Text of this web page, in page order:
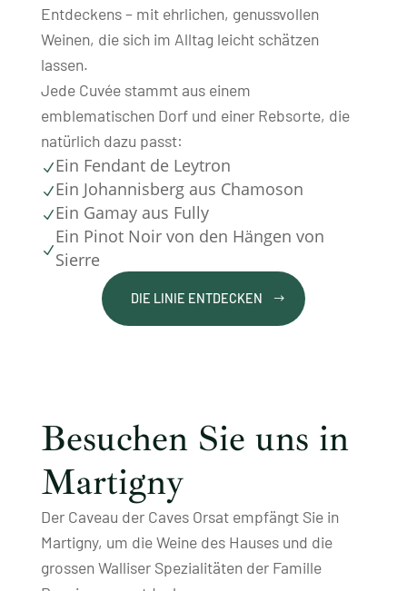
Entdeckens – mit ehrlichen, genussvollen
Weinen, die sich im Alltag leicht schätzen
lassen.
Jede Cuvée stammt aus einem
emblematischen Dorf und einer Rebsorte, die
natürlich dazu passt:
NEin Fendant de Leytron
NEin Johannisberg aus Chamoson
NEin Gamay aus Fully
N
Ein Pinot Noir von den Hängen von
Sierre
DIE LINIE ENTDECKEN
Besuchen Sie uns in
Martigny
Der Caveau der Caves Orsat empfängt Sie in
Martigny, um die Weine des Hauses und die
grossen Walliser Spezialitäten der Famille